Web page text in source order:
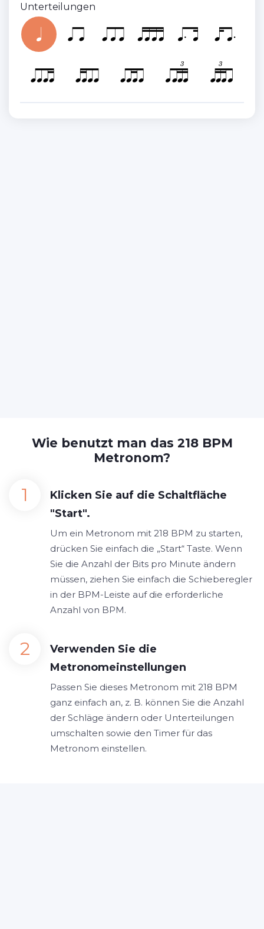
Unterteilungen
Wie benutzt man das 218 BPM
Metronom?
Klicken Sie auf die Schaltfläche
"Start".
Um ein Metronom mit 218 BPM zu starten,
drücken Sie einfach die „Start“ Taste. Wenn
Sie die Anzahl der Bits pro Minute ändern
müssen, ziehen Sie einfach die Schieberegler
in der BPM-Leiste auf die erforderliche
Anzahl von BPM.
Verwenden Sie die
Metronomeinstellungen
Passen Sie dieses Metronom mit 218 BPM
ganz einfach an, z. B. können Sie die Anzahl
der Schläge ändern oder Unterteilungen
umschalten sowie den Timer für das
Metronom einstellen.